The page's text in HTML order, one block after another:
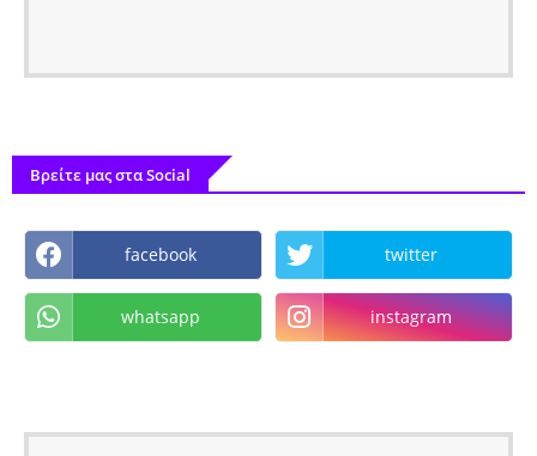
Βρείτε μας στα Social
facebook twitter
whatsapp instagram